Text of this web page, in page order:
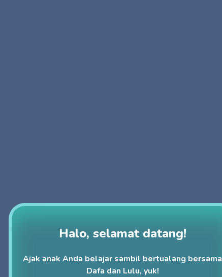
Halo, selamat datang!
Ajak anak Anda belajar sambil bertualang bersama
Dafa dan Lulu, yuk!